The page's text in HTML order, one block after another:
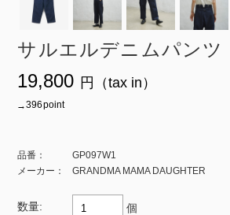
サルエルデニムパンツ
¥19,800
還元 396
品番：
GP097W1
メーカー：
GRANDMA MAMA DAUGHTER
数量: 個